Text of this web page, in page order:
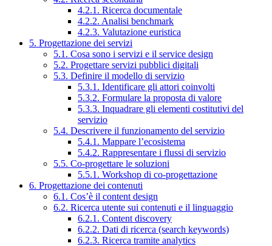
4.2.1. Ricerca documentale
4.2.2. Analisi benchmark
4.2.3. Valutazione euristica
5. Progettazione dei servizi
5.1. Cosa sono i servizi e il service design
5.2. Progettare servizi pubblici digitali
5.3. Definire il modello di servizio
5.3.1. Identificare gli attori coinvolti
5.3.2. Formulare la proposta di valore
5.3.3. Inquadrare gli elementi costitutivi del
servizio
5.4. Descrivere il funzionamento del servizio
5.4.1. Mappare l’ecosistema
5.4.2. Rappresentare i flussi di servizio
5.5. Co-progettare le soluzioni
5.5.1. Workshop di co-progettazione
6. Progettazione dei contenuti
6.1. Cos’è il content design
6.2. Ricerca utente sui contenuti e il linguaggio
6.2.1. Content discovery
6.2.2. Dati di ricerca (search keywords)
6.2.3. Ricerca tramite analytics